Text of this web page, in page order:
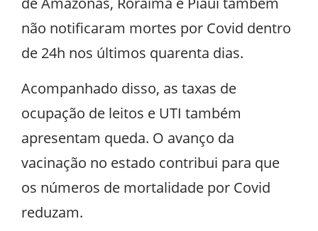
não notificaram mortes por Covid dentro
de 24h nos últimos quarenta dias.
Acompanhado disso, as taxas de
ocupação de leitos e UTI também
apresentam queda. O avanço da
vacinação no estado contribui para que
os números de mortalidade por Covid
reduzam.